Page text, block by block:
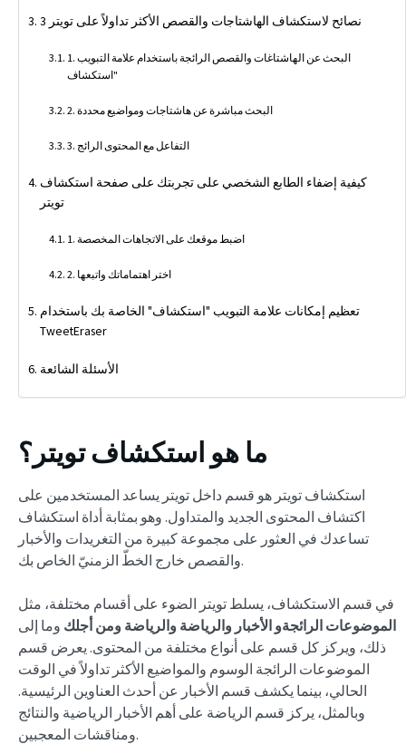
3 نصائح لاستكشاف الهاشتاجات والقصص الأكثر تداولاً على تويتر
1. البحث عن الهاشتاغات والقصص الرائجة باستخدام علامة التبويب
"استكشاف
2. البحث مباشرة عن هاشتاجات ومواضيع محددة
3. التفاعل مع المحتوى الرائج
كيفية إضفاء الطابع الشخصي على تجربتك على صفحة استكشاف
تويتر
1. اضبط موقعك على الاتجاهات المخصصة
2. اختر اهتماماتك واتبعها
تعظيم إمكانات علامة التبويب "استكشاف" الخاصة بك باستخدام
TweetEraser
الأسئلة الشائعة
ما هو استكشاف تويتر؟
استكشاف تويتر هو قسم داخل تويتر يساعد المستخدمين على
اكتشاف المحتوى الجديد والمتداول. وهو بمثابة أداة استكشاف
تساعدك في العثور على مجموعة كبيرة من التغريدات والأخبار
والقصص خارج الخطّ الزمنيّ الخاص بك.
في قسم الاستكشاف، يسلط تويتر الضوء على أقسام مختلفة، مثل
الموضوعات الرائجةو الأخبار والرياضة والرياضة ومن أجلك وما إلى
ذلك، ويركز كل قسم على أنواع مختلفة من المحتوى. يعرض قسم
الموضوعات الرائجة الوسوم والمواضيع الأكثر تداولاً في الوقت
الحالي، بينما يكشف قسم الأخبار عن أحدث العناوين الرئيسية.
وبالمثل، يركز قسم الرياضة على أهم الأخبار الرياضية والنتائج
ومناقشات المعجبين.